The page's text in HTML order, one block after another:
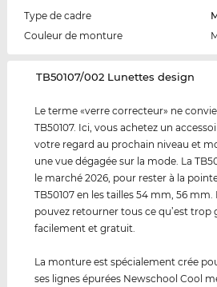
Type de cadre
Couleur de monture
‌TB50107/002 Lunettes design
Le terme «verre correcteur» ne
TB50107. Ici, vous achetez un
votre regard au prochain niveau et
une vue dégagée sur la mode. La
le marché 2026, pour rester à la
TB50107 en les tailles 54 mm, 56
pouvez retourner tous ce qu’est
facilement et gratuit.
La monture est spécialement crée
ses lignes épurées Newschool Cool